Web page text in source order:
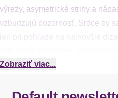
výrezy, asymetrické strihy a
vzbudzujú pozornosť. Srdce by
Či už elegantné, hravé alebo
najhorúcejšie trendy, aby ste pri
Zobraziť viac...